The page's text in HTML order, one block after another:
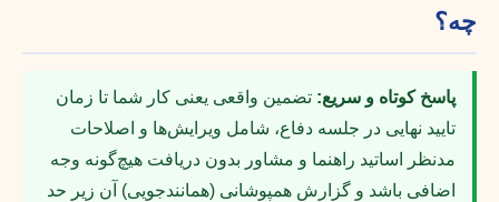
چه؟
پاسخ کوتاه و سریع: تضمین واقعی یعنی کار شما تا زمان
تایید نهایی در جلسه دفاع، شامل ویرایش‌ها و اصلاحات
مدنظر اساتید راهنما و مشاور بدون دریافت هیچ‌گونه وجه
اضافی باشد و گزارش همپوشانی (همانندجویی) آن زیر حد